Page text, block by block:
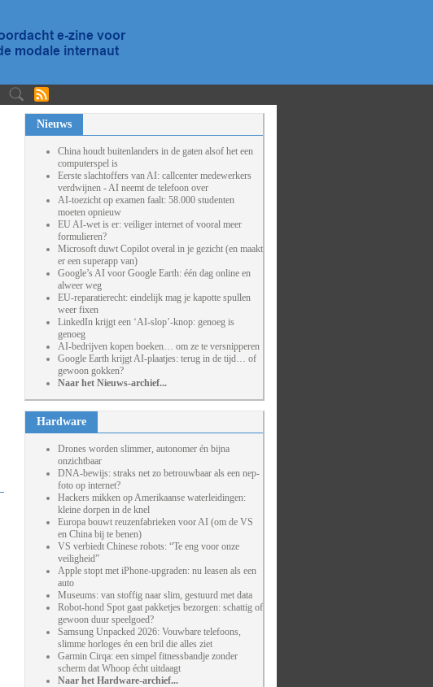
Nieuws
China houdt buitenlanders in de gaten alsof het een
computerspel is
Eerste slachtoffers van AI: callcenter medewerkers
verdwijnen - AI neemt de telefoon over
AI-toezicht op examen faalt: 58.000 studenten
moeten opnieuw
EU AI-wet is er: veiliger internet of vooral meer
formulieren?
Microsoft duwt Copilot overal in je gezicht (en maakt
er een superapp van)
Google’s AI voor Google Earth: één dag online en
alweer weg
EU-reparatierecht: eindelijk mag je kapotte spullen
weer fixen
LinkedIn krijgt een ‘AI-slop’-knop: genoeg is
genoeg
AI-bedrijven kopen boeken… om ze te versnipperen
Google Earth krijgt AI-plaatjes: terug in de tijd… of
gewoon gokken?
Naar het Nieuws-archief...
Hardware
Drones worden slimmer, autonomer én bijna
onzichtbaar
DNA-bewijs: straks net zo betrouwbaar als een nep-
foto op internet?
Hackers mikken op Amerikaanse waterleidingen:
kleine dorpen in de knel
Europa bouwt reuzenfabrieken voor AI (om de VS
en China bij te benen)
VS verbiedt Chinese robots: “Te eng voor onze
veiligheid”
Apple stopt met iPhone-upgraden: nu leasen als een
auto
Museums: van stoffig naar slim, gestuurd met data
Robot-hond Spot gaat pakketjes bezorgen: schattig of
gewoon duur speelgoed?
Samsung Unpacked 2026: Vouwbare telefoons,
slimme horloges én een bril die alles ziet
Garmin Cirqa: een simpel fitnessbandje zonder
scherm dat Whoop écht uitdaagt
Naar het Hardware-archief...